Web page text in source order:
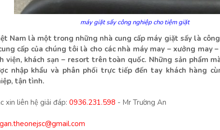
máy giặt sấy công nghiệp cho tiệm giặt
Nam là một trong những nhà cung cấp máy giặt sấy là
cấp của chúng tôi là cho các nhà máy may – xưởng may
viện, khách sạn – resort trên toàn quốc. Những sản phẩm
nhập khẩu và phân phối trực tiếp đến tay khách hàng
tận tình.
xin liên hệ giải đáp: 0936.231.598 - Mr Trường An